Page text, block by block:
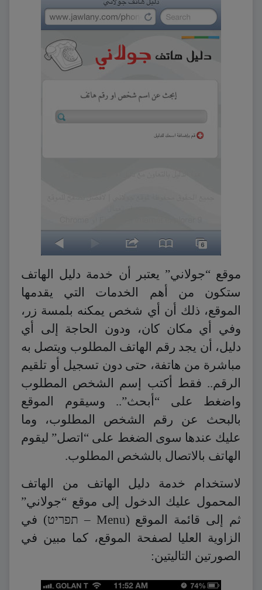
موقع “جولاني” يعتبر أن خدمة دليل الهاتف
ستكون من أهم الخدمات التي يقدمها
الموقع، ذلك أن أي شخص يمكنه بلمسة زر،
وفي أي مكان كان، ودون الحاجة إلى أي
دليل، أن يجد رقم الهاتف المطلوب ويتصل به
مباشرة من هاتفة، حتى دون تسجيل أو تلقيم
الرقم.. فقط أكتب إسم الشخص المطلوب
واضغط على “أبحث”.. وسيقوم الموقع
بالبحث عن رقم الشخص المطلوب، وما
عليك عندها سوى الضغط على “اتصل” ليقوم
الهاتف بالاتصال بالشخص المطلوب.
لاستخدام خدمة دليل الهاتف من الهاتف
المحمول عليك الدخول إلى موقع “جولاني”
ثم إلى قائمة الموقع (Menu – תפריט) في
الزاوية العليا لصفحة الموقع، كما مبين في
الصورتين التاليتين: